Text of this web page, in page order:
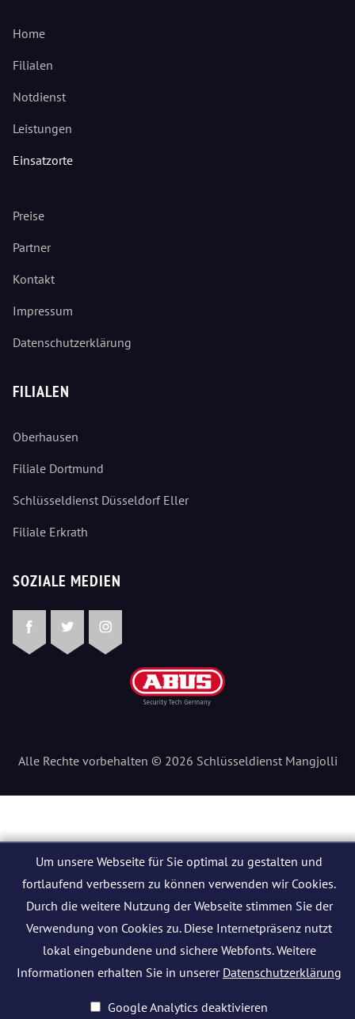
Home
Filialen
Notdienst
Leistungen
Einsatzorte
Preise
Partner
Kontakt
Impressum
Datenschutzerklärung
FILIALEN
Oberhausen
Filiale Dortmund
Schlüsseldienst Düsseldorf Eller
Filiale Erkrath
SOZIALE MEDIEN
FacebookTwitterInstagram
Alle Rechte vorbehalten © 2026 Schlüsseldienst Mangjolli
Um unsere Webseite für Sie optimal zu gestalten und
fortlaufend verbessern zu können verwenden wir Cookies.
Durch die weitere Nutzung der Webseite stimmen Sie der
Verwendung von Cookies zu. Diese Internetpräsenz nutzt
lokal eingebundene und sichere Webfonts. Weitere
Informationen erhalten Sie in unserer Datenschutzerklärung
Google Analytics deaktivieren